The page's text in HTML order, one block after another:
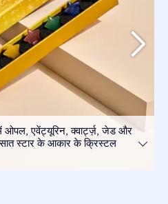
ओपल, एवेंट्यूरिन, क्वार्ट्ज़, जेड और
स्टार के आकार के क्रिस्टल